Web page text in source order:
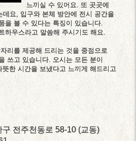
느끼실 수 있어요. 또 곳곳에
데요, 입구와 본체 방안에 전시 공간을
을 볼 수 있다는 특징이 있습니다.
하우스라고 말씀해 주시기도 해요.
리를 제공해 드리는 것을 중점으로
쓰고 있습니다. 오시는 모든 분이
한 시간을 보냈다고 느끼게 해드리고
전주천동로 58-10 (교동)